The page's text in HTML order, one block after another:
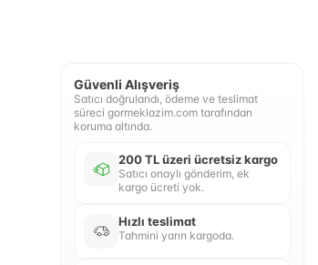
Güvenli Alışveriş
Satıcı doğrulandı, ödeme ve teslimat
süreci gormeklazim.com tarafından
koruma altında.
200 TL üzeri ücretsiz kargo
Satıcı onaylı gönderim, ek
kargo ücreti yok.
Hızlı teslimat
Tahmini yarın kargoda.